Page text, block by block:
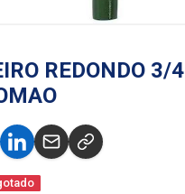
REDONDO 3/